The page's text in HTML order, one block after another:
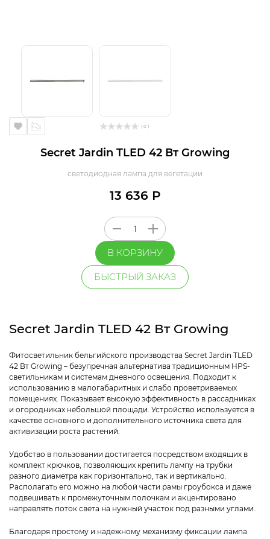
( 0 )
Secret Jardin TLED 42 Вт Growing
светодиодная лампа для вегетации
13 636 Р
В КОРЗИНУ
БЫСТРЫЙ ЗАКАЗ
Secret Jardin TLED 42 Вт Growing
Фитосветильник бельгийского производства Secret Jardin TLED
42 Вт Growing – безупречная альтернатива традиционным HPS-
светильникам и системам дневного освещения. Подходит к
использованию в малогабаритных и слабо проветриваемых
помещениях. Показывает высокую эффективность в рассадниках
и огородниках небольшой площади. Устройство используется в
качестве основного и дополнительного источника света для
активизации роста растений.
Удобство в пользовании достигается посредством входящих в
комплект крючков, позволяющих крепить лампу на трубки
разного диаметра как горизонтально, так и вертикально.
Располагать его можно на любой части рамы гроубокса и даже
подвешивать к промежуточным полочкам и акцентировано
направлять поток света на нужный участок под разными углами.
Благодаря простому и надежному механизму фиксации лампа